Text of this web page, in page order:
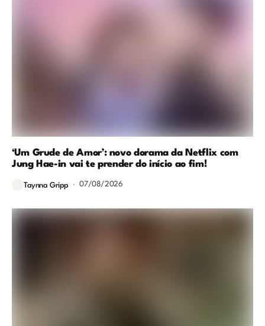
‘Um Grude de Amor’: novo dorama da Netflix com
Jung Hae-in vai te prender do início ao fim!
Taynna Gripp 07/08/2026